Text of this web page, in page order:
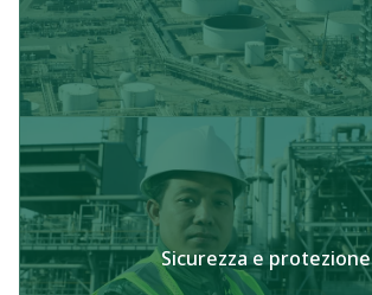
Sicurezza e protezione